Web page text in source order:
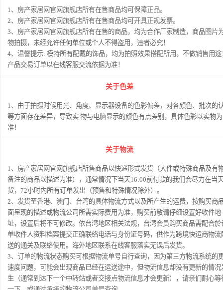
1、房产家居网官网旗舰店所有在售商品均可保障正品。
2、房产家居网官网旗舰店所有在售商品均可开具正规发票。
3、房产家居网官网旗舰店所有在售的商品，均为合作厂家制造，商品图片
物拍摄，未经允许任何单位或个人不得盗用，违者必究！
4、温謦提示: 模特所有配戴的饰品，均为拍照效果搭配所用，不做销售用途
产品交易订单以在线客服交流依据为准！
关于色差
1、由于拍摄时候用光、角度、显示器设备的色彩偏差，对各颜色、批次的
等方面存在差异，导致实 物与电脑显示的颜色有点差别，具体色彩以实物为
准！
关于物流
1、房产家居网官网旗舰店所售商品以快递形式发货（大件或特殊商品及有
备注的商品以描述为准），通常情况下当天16:00前付款的我们会尽力在当
货，72小时内所有订单发出（预售和特殊情况除外）。
2、发货至香港、澳门、台湾的具体物流方式以及所产生的运费，按购买商
面呈现的描述或物流公司所需实际费用为准，购买前敬请仔细设置好收件地
址，设置后将不可修改。依台湾地区相关法规，台湾会员购买商品需配合於
单收件人资料档案提交正确联络电话与身份证号码，供作为跨境快运商物流
送的通关及联络使用。海外地区联系在线客服落实无误后发货。
3、订单的物流状态购买可根据物流单号自行查询，因为第三方物流系统的
速度问题，可能会出现商品已经在运送途中，但物流信息却没有更新的情况
生（通常到达下一个中转站或者交接点物流信息才会更新），请亲们耐心等